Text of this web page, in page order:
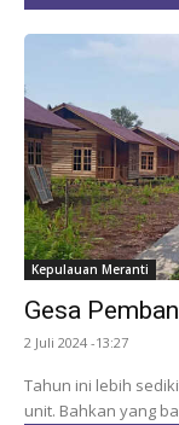
Kepulauan Meranti
Gesa
2 Juli 2024 -13:27
Tahun ini lebih
unit. Bahkan yang